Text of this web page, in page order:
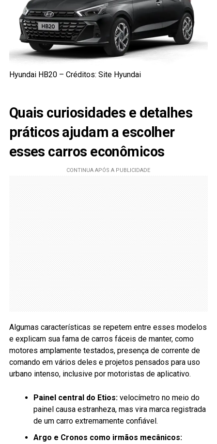
Hyundai HB20 – Créditos: Site Hyundai
Quais curiosidades e detalhes
práticos ajudam a escolher
esses carros econômicos
Algumas características se repetem entre esses modelos
e explicam sua fama de carros fáceis de manter, como
motores amplamente testados, presença de corrente de
comando em vários deles e projetos pensados para uso
urbano intenso, inclusive por motoristas de aplicativo.
Painel central do Etios:velocímetro no meio do
painel causa estranheza, mas vira marca registrada
de um carro extremamente confiável.
Argo e Cronos como irmãos mecânicos: